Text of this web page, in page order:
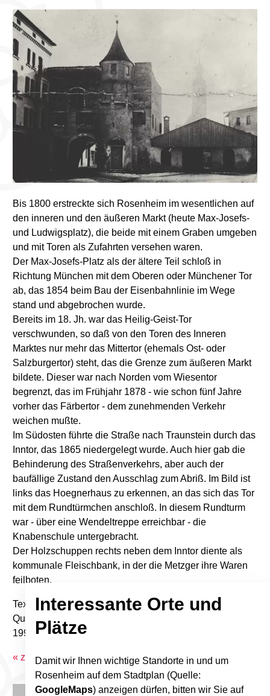
Bis 1800 erstreckte sich Rosenheim im wesentlichen auf
den inneren und den äußeren Markt (heute Max-Josefs-
und Ludwigsplatz), die beide mit einem Graben umgeben
und mit Toren als Zufahrten versehen waren.
Der Max-Josefs-Platz als der ältere Teil schloß in
Richtung München mit dem Oberen oder Münchener Tor
ab, das 1854 beim Bau der Eisenbahnlinie im Wege
stand und abgebrochen wurde.
Bereits im 18. Jh. war das Heilig-Geist-Tor
verschwunden, so daß von den Toren des Inneren
Marktes nur mehr das Mittertor (ehemals Ost- oder
Salzburgertor) steht, das die Grenze zum äußeren Markt
bildete. Dieser war nach Norden vom Wiesentor
begrenzt, das im Frühjahr 1878 - wie schon fünf Jahre
vorher das Färbertor - dem zunehmenden Verkehr
weichen mußte.
Im Südosten führte die Straße nach Traunstein durch das
Inntor, das 1865 niedergelegt wurde. Auch hier gab die
Behinderung des Straßenverkehrs, aber auch der
baufällige Zustand den Ausschlag zum Abriß. Im Bild ist
links das Hoegnerhaus zu erkennen, an das sich das Tor
mit dem Rundtürmchen anschloß. In diesem Rundturm
war - über eine Wendeltreppe erreichbar - die
Knabenschule untergebracht.
Der Holzschuppen rechts neben dem Inntor diente als
kommunale Fleischbank, in der die Metzger ihre Waren
feilboten.
Text: Ingeborg Armbrüster
Quelle: Stadtkalender "Bilder aus Alt-Rosenheim",
1995/3
« zurück zur Übersicht
Interessante Orte und
Plätze
Damit wir Ihnen wichtige Standorte in und um
Rosenheim auf dem Stadtplan (Quelle:
GoogleMaps) anzeigen dürfen, bitten wir Sie auf